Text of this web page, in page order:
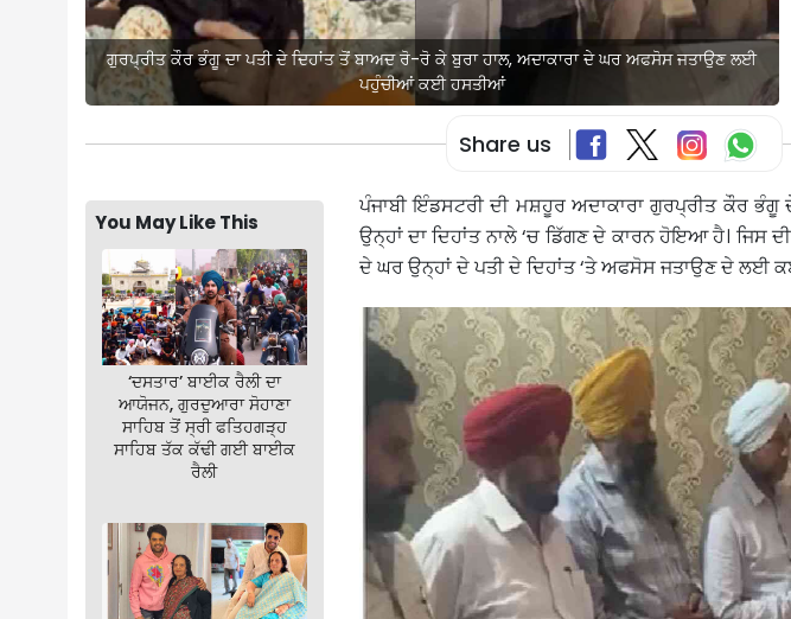
ਗੁਰਪ੍ਰੀਤ ਕੌਰ ਭੰਗੂ ਦਾ ਪਤੀ ਦੇ ਦਿਹਾਂਤ ਤੋਂ ਬਾਅਦ ਰੋ-ਰੋ ਕੇ ਬੁਰਾ ਹਾਲ, ਅਦਾਕਾਰਾ ਦੇ ਘਰ ਅਫਸੋਸ ਜਤਾਉਣ ਲਈ
ਪਹੁੰਚੀਆਂ ਕਈ ਹਸਤੀਆਂ
Share us
You May Like This
‘ਦਸਤਾਰ’ ਬਾਈਕ ਰੈਲੀ ਦਾ
ਆਯੋਜਨ, ਗੁਰਦੁਆਰਾ ਸੋਹਾਣਾ
ਸਾਹਿਬ ਤੋਂ ਸ੍ਰੀ ਫਤਿਹਗੜ੍ਹ
ਸਾਹਿਬ ਤੱਕ ਕੱਢੀ ਗਈ ਬਾਈਕ
ਰੈਲੀ
ਪੰਜਾਬੀ ਇੰਡਸਟਰੀ ਦੀ ਮਸ਼ਹੂਰ ਅਦਾਕਾਰਾ ਗੁਰਪ੍ਰੀਤ ਕੌਰ ਭੰਗੂ
ਉਨ੍ਹਾਂ ਦਾ ਦਿਹਾਂਤ ਨਾਲੇ ‘ਚ ਡਿੱਗਣ ਦੇ ਕਾਰਨ ਹੋਇਆ ਹੈ। ਜਿਸ
ਦੇ ਘਰ ਉਨ੍ਹਾਂ ਦੇ ਪਤੀ ਦੇ ਦਿਹਾਂਤ ‘ਤੇ ਅਫਸੋਸ ਜਤਾਉਣ ਦੇ ਲਈ